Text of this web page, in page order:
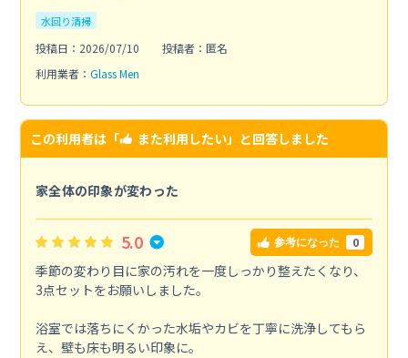
水回り清掃
投稿日：2026/07/10
投稿者：匿名
利用業者： Glass Men
この利用者は「 また利用したい」と回答しました
家全体の印象が変わった
5.0 参考になった 0
季節の変わり目に家の汚れを一度しっかり整えたくなり、
3点セットをお願いしました。
浴室では落ちにくかった水垢やカビを丁寧に洗浄してもら
え、壁も床も明るい印象に。